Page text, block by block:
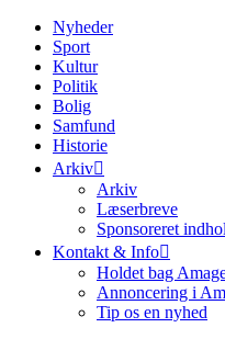
Nyheder
Sport
Kultur
Politik
Bolig
Samfund
Historie
Arkiv
Arkiv
Læserbreve
Sponsoreret
Kontakt & Info
Holdet bag
Annoncering i
Tip os en nyhed